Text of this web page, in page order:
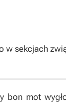
w sekcjach
bon mot